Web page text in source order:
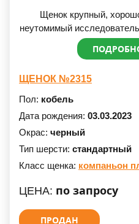
Щенок крупный,
неутомимый
происходит вокруг.
любопытного,
ЩЕНОК №2315
Пол: кобель
Дата рождения: 03.03.2023
Окрас: черный
Тип шерсти: стандартный
Класс щенка: компаньон
ЦЕНА: по запросу
ПРОДАН